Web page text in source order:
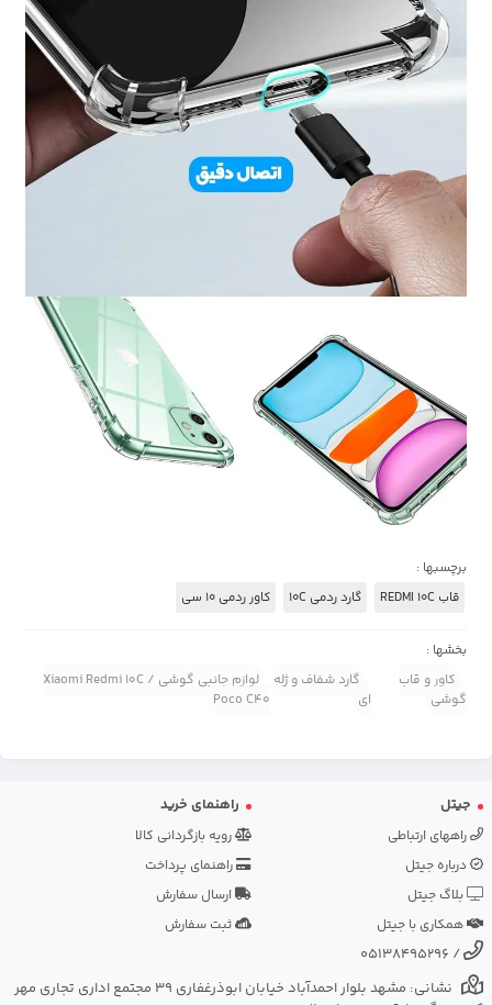
برچسبها :
قاب REDMI 10C
گارد ردمی 10C کاور ردمی 10 سی
بخشها :
کاور و قاب
گوشی
گارد شفاف و ژله
ای
لوازم جانبی گوشی Xiaomi Redmi 10C /
Poco C40
جیتل
راههای ارتباطی
درباره جیتل
بلاگ جیتل
همکاری با جیتل
راهنمای خرید
رویه بازگردانی کالا
راهنمای پرداخت
ارسال سفارش
ثبت سفارش
/
05138495296
نشانی: مشهد بلوار احمدآباد خیابان ابوذرغفاری 39 مجتمع اداری تجاری مهر